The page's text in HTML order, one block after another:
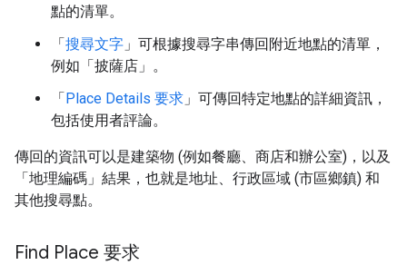
點的清單。
「搜尋文字 」可根據搜尋字串傳回附近地點的清單，
例如「披薩店」。
「Place Details 要求 」可傳回特定地點的詳細資訊，
包括使用者評論。
傳回的資訊可以是建築物 (例如餐廳、商店和辦公室)，以及
「地理編碼」結果，也就是地址、行政區域 (市區鄉鎮) 和
其他搜尋點。
Find Place 要求